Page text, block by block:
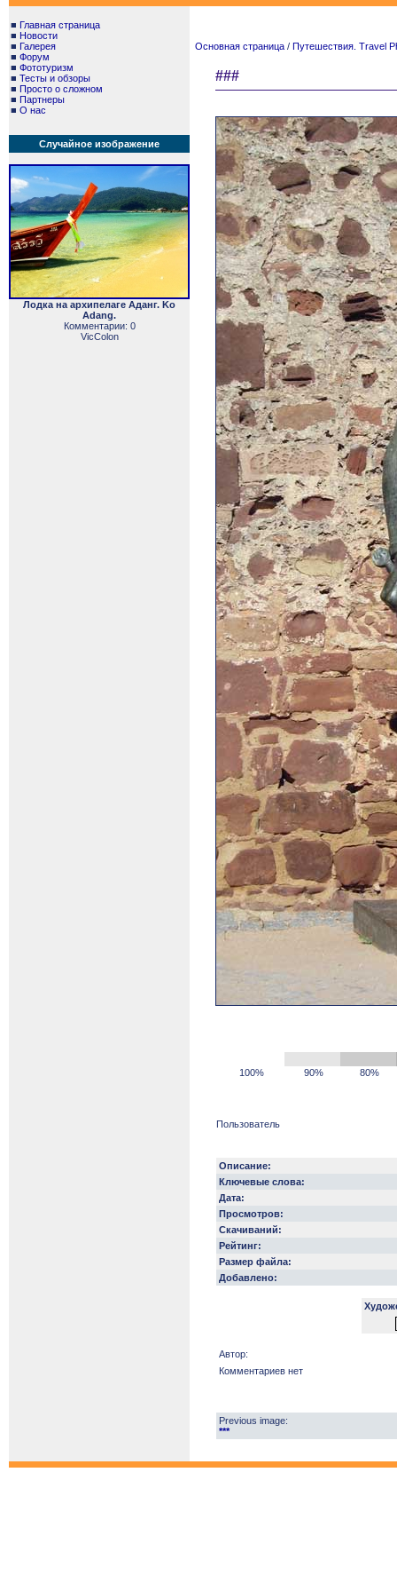
■ Главная страница
■ Новости
■ Галерея
■ Форум
■ Фототуризм
■ Тесты и обзоры
■ Просто о сложном
■ Партнеры
■ О нас
Случайное изображение
Лодка на архипелаге Аданг. Ko
Adang.
Комментарии: 0
VicColon
Основная страница / Путешествия. Travel
###
100% 90% 80%
Пользователь
Описание:
Ключевые слова:
Дата:
Просмотров:
Скачиваний:
Рейтинг:
Размер файла:
Добавлено:
Автор:
Комментариев нет
Previous image:
***